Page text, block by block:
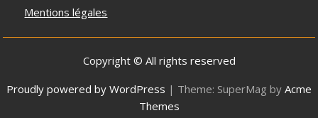
Mentions légales
Copyright © All rights reserved
Proudly powered by WordPress | Theme: SuperMag by Acme
Themes